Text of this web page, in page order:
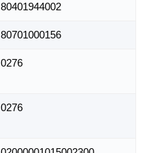
80401944002
80701000156
0276
0276